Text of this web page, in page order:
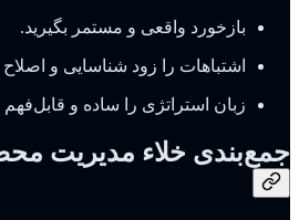
بازخورد واقعی و مستمر بگیرید.
اشتباهات را زود شناسایی و اصلاح
زبان استراتژی را ساده و قابل‌فهم
جمع‌بندی خلاء مدیریت